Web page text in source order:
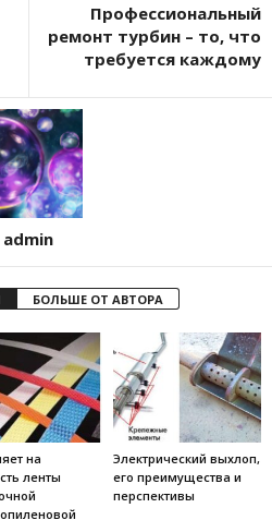
Профессиональный
ремонт турбин – то, что
требуется каждому
admin
БОЛЬШЕ ОТ АВТОРА
на
ленты
Электрический выхлоп,
его преимущества и
перспективы